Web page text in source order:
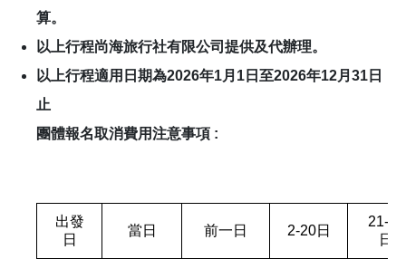
算。
以上行程尚海旅行社有限公司提供及代辦理。
以上行程適用日期為2026年1月1日至2026年12月31日
止
團體報名取消費用注意事項 :
出發
日
當日 前一日 2-20日
21-30
日